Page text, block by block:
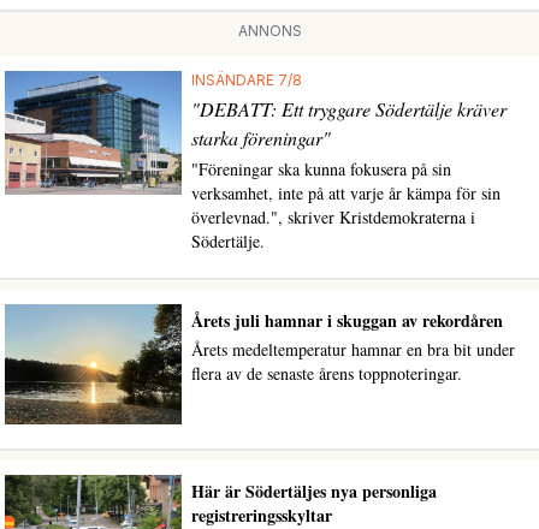
ANNONS
INSÄNDARE 7/8
"DEBATT: Ett tryggare Södertälje kräver
starka föreningar"
"Föreningar ska kunna fokusera på sin
verksamhet, inte på att varje år kämpa för sin
överlevnad.", skriver Kristdemokraterna i
Södertälje.
Årets juli hamnar i skuggan av rekordåren
Årets medeltemperatur hamnar en bra bit under
flera av de senaste årens toppnoteringar.
Här är Södertäljes nya personliga
registreringsskyltar